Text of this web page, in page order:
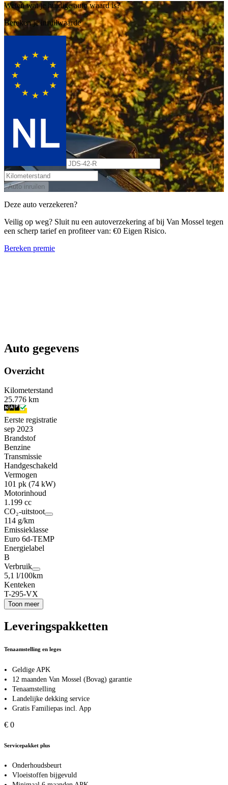
Weten wat je huidige auto waard is?
Bereken je inruilwaarde
Auto inruilen
Deze auto verzekeren?
Veilig op weg? Sluit nu een autoverzekering af bij Van Mossel tegen
een scherp tarief en profiteer van: €0 Eigen Risico.
Bereken premie
Auto gegevens
Overzicht
Kilometerstand
25.776 km
Eerste registratie
sep 2023
Brandstof
Benzine
Transmissie
Handgeschakeld
Vermogen
101 pk (74 kW)
Motorinhoud
1.199 cc
CO₂-uitstoot
114 g/km
Emissieklasse
Euro 6d-TEMP
Energielabel
B
Verbruik
5,1 l/100km
Kenteken
T-295-VX
Toon meer
Leveringspakketten
Tenaamstelling en leges
Geldige APK
12 maanden Van Mossel (Bovag) garantie
Tenaamstelling
Landelijke dekking service
Gratis Familiepas incl. App
€ 0
Servicepakket plus
Onderhoudsbeurt
Vloeistoffen bijgevuld